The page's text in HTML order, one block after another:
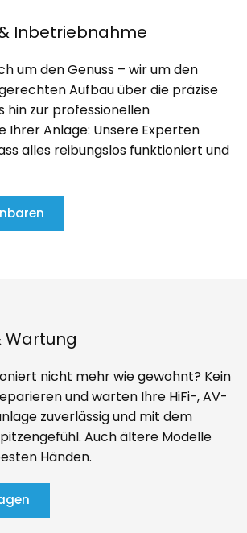
Inbetriebnahme
um den Genuss – wir um den
Aufbau über die präzise
hin zur professionellen
Ihrer Anlage: Unsere Experten
alles reibungslos funktioniert und
Wartung
nicht mehr wie gewohnt? Kein
und warten Ihre HiFi-, AV-
zuverlässig und mit dem
Auch ältere Modelle
Händen.